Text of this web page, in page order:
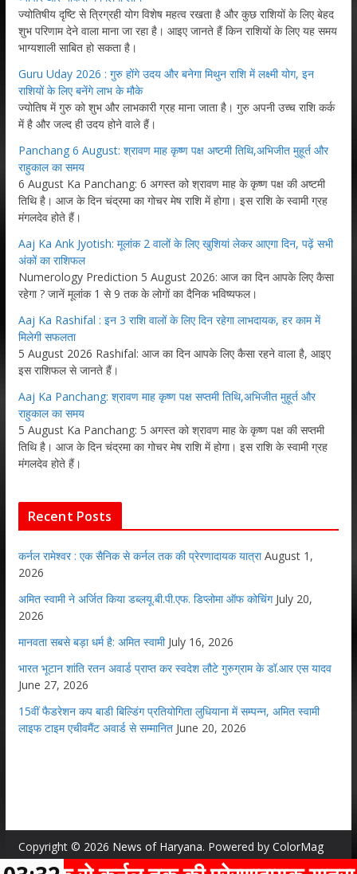
ज्योतिषीय दृष्टि से त्रिग्रही योग विशेष महत्व रखता है और कुछ राशियों के लिए बेहद
शुभ परिणाम देने वाला माना जा रहा है। आइए जानते हैं किन राशियों के लिए यह समय
भाग्यशाली साबित हो सकता है।
Guru Uday 2026 : गुरु होंगे उदय और बनेगा मिथुन राशि में लक्ष्मी योग, इन
राशियों के लिए बनेंगे लाभ के मौके
ज्योतिष में गुरु को शुभ और लाभकारी ग्रह माना जाता है। गुरु अपनी उच्च राशि कर्क
में है और जल्द ही उदय होने वाले हैं।
Panchang 6 August: श्रावण माह कृष्ण पक्ष अष्टमी तिथि,अभिजीत मुहूर्त और
राहुकाल का समय
6 August Ka Panchang: 6 अगस्त को श्रावण माह के कृष्ण पक्ष की अष्टमी
तिथि है। आज के दिन चंद्रमा का गोचर मेष राशि में होगा। इस राशि के स्वामी ग्रह
मंगलदेव होते हैं।
Aaj Ka Ank Jyotish: मूलांक 2 वालों के लिए खुशियां लेकर आएगा दिन, पढ़ें सभी
अंकों का राशिफल
Numerology Prediction 5 August 2026: आज का दिन आपके लिए कैसा
रहेगा ? जानें मूलांक 1 से 9 तक के लोगों का दैनिक भविष्यफल।
Aaj Ka Rashifal : इन 3 राशि वालों के लिए दिन रहेगा लाभदायक, हर काम में
मिलेगी सफलता
5 August 2026 Rashifal: आज का दिन आपके लिए कैसा रहने वाला है, आइए
इस राशिफल से जानते हैं।
Aaj Ka Panchang: श्रावण माह कृष्ण पक्ष सप्तमी तिथि,अभिजीत मुहूर्त और
राहुकाल का समय
5 August Ka Panchang: 5 अगस्त को श्रावण माह के कृष्ण पक्ष की सप्तमी
तिथि है। आज के दिन चंद्रमा का गोचर मेष राशि में होगा। इस राशि के स्वामी ग्रह
मंगलदेव होते हैं।
Recent Posts
कर्नल रामेश्वर : एक सैनिक से कर्नल तक की प्रेरणादायक यात्रा August 1,
2026
अमित स्वामी ने अर्जित किया डब्लयू.बी.पी.एफ. डिप्लोमा ऑफ कोचिंग July 20,
2026
मानवता सबसे बड़ा धर्म है: अमित स्वामी July 16, 2026
भारत भूटान शांति रतन अवार्ड प्राप्त कर स्वदेश लौटे गुरुग्राम के डॉ.आर एस यादव
June 27, 2026
15वीं फैडरेशन कप बाडी बिल्डिंग प्रतियोगिता लुधियाना में सम्पन्न, अमित स्वामी
लाइफ टाइम एचीवमैंट अवार्ड से सम्मानित June 20, 2026
Copyright © 2026 News of Haryana. Powered by ColorMag
andWordPress .